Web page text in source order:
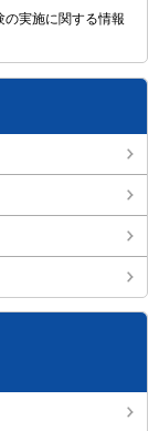
実施に関する情報